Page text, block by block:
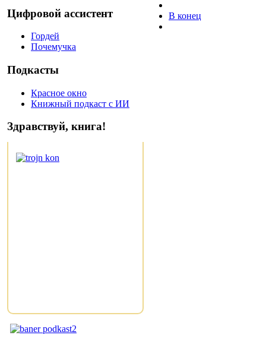
Цифровой ассистент
Гордей
Почемучка
Подкасты
Красное окно
Книжный подкаст с ИИ
Здравствуй, книга!
В конец